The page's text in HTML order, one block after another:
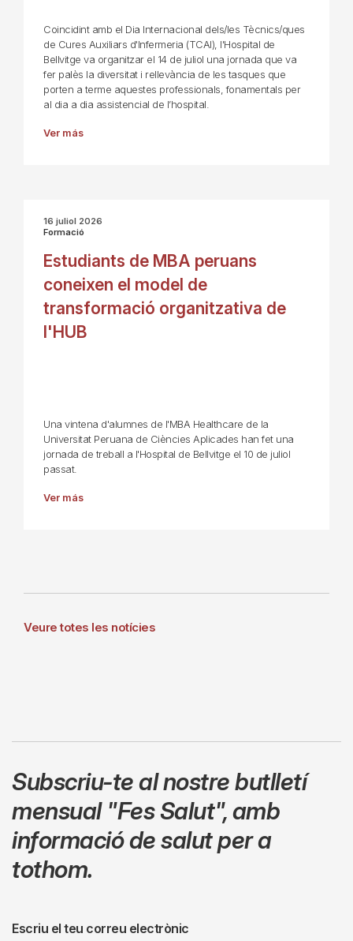
Coincidint amb el Dia Internacional dels/les Tècnics/ques
de Cures Auxiliars d'Infermeria (TCAI), l'Hospital de
Bellvitge va organitzar el 14 de juliol una jornada que va
fer palès la diversitat i rellevància de les tasques que
porten a terme aquestes professionals, fonamentals per
al dia a dia assistencial de l’hospital.
Ver más
16 juliol 2026
Formació
Estudiants de MBA peruans
coneixen el model de
transformació organitzativa de
l'HUB
Una vintena d'alumnes de l'MBA Healthcare de la
Universitat Peruana de Ciències Aplicades han fet una
jornada de treball a l'Hospital de Bellvitge el 10 de juliol
passat.
Ver más
Veure totes les notícies
Subscriu-te al nostre butlletí
mensual "Fes Salut",amb
informació de salut per a
tothom.
Escriu el teu correu electrònic